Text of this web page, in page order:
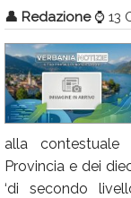
Rubriche
Calendario
Annunci
👤 Redazione ⌚ 13
alla contestuale
Provincia e dei
‘di secondo